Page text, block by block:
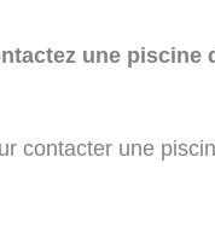
une piscine
contacter une